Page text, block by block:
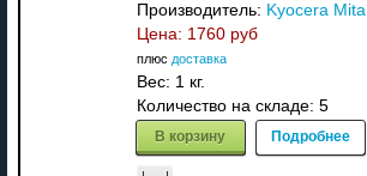
Производитель: Kyocera Mita
Цена: 1760 руб
плюс доставка
Вес: 1 кг.
Количество на складе: 5
В корзину Подробнее